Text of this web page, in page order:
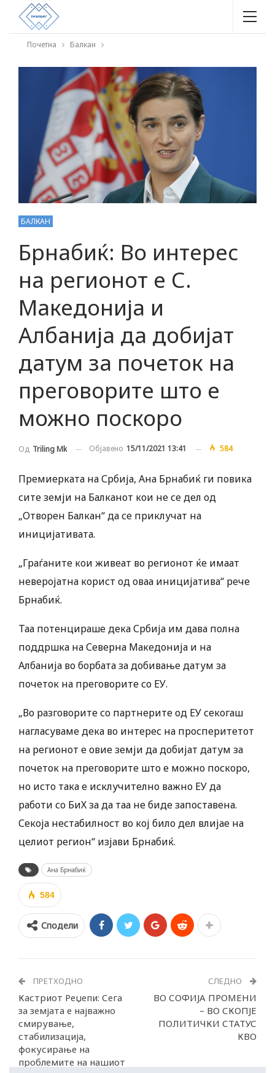
Почетна Балкан
БАЛКАН
Брнабиќ: Во интерес
на регионот е С.
Македонија и
Албанија да добијат
датум за почеток на
преговорите што е
можно поскоро
Од Triling Mk Објавено 15/11/2021 13:41 584
Премиерката на Србија, Ана Брнабиќ ги повика
сите земји на Балканот кои не се дел од
„Отворен Балкан“ да се приклучат на
иницијативата.
„Граѓаните кои живеат во регионот ќе имаат
неверојатна корист од оваа иницијатива“ рече
Брнабиќ.
Таа потенцираше дека Србија им дава полна
поддршка на Северна Македонија и на
Албанија во борбата за добивање датум за
почеток на преговорите со ЕУ.
„Во разговорите со партнерите од ЕУ секогаш
нагласуваме дека во интерес на просперитетот
на регионот е овие земји да добијат датум за
почеток на преговорите што е можно поскоро,
но исто така е исклучително важно ЕУ да
работи со БиХ за да таа не биде запоставена.
Секоја нестабилност во кој било дел влијае на
целиот регион“ изјави Брнабиќ.
Ана Брнабиќ
584
Сподели
ПРЕТХОДНО
Кастриот Реџепи: Сега
за земјата е најважно
смирување,
стабилизација,
фокусирање на
проблемите на нашиот
СЛЕДНО
ВО СОФИЈА ПРОМЕНИ
– ВО СКОПЈЕ
ПОЛИТИЧКИ СТАТУС
КВО